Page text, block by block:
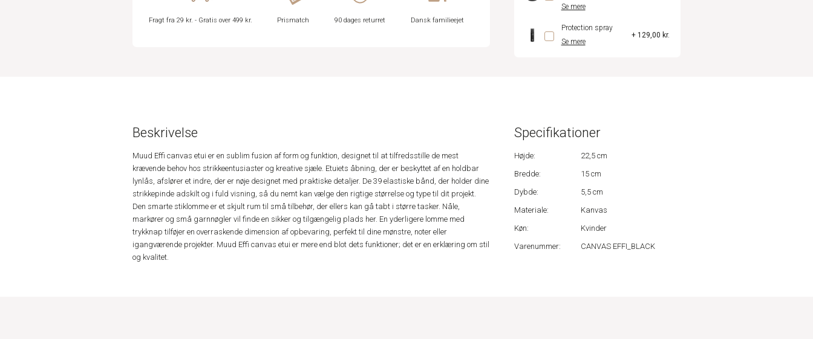
Fragt fra 29 kr. - Gratis over 499 kr. Prismatch 90 dages returret Dansk familieejet
Se mere
Protection spray
Se mere
+ 129,00 kr.
Beskrivelse
Muud Effi canvas etui er en sublim fusion af form og funktion, designet til at tilfredsstille de mest
krævende behov hos strikkeentusiaster og kreative sjæle. Etuiets åbning, der er beskyttet af en holdbar
lynlås, afslører et indre, der er nøje designet med praktiske detaljer. De 39 elastiske bånd, der holder dine
strikkepinde adskilt og i fuld visning, så du nemt kan vælge den rigtige størrelse og type til dit projekt.
Den smarte stiklomme er et skjult rum til små tilbehør, der ellers kan gå tabt i større tasker. Nåle,
markører og små garnnøgler vil finde en sikker og tilgængelig plads her. En yderligere lomme med
trykknap tilføjer en overraskende dimension af opbevaring, perfekt til dine mønstre, noter eller
igangværende projekter. Muud Effi canvas etui er mere end blot dets funktioner; det er en erklæring om stil
og kvalitet.
Specifikationer
Højde:
22,5 cm
Bredde:
15 cm
Dybde:
5,5 cm
Materiale:
Kanvas
Køn:
Kvinder
Varenummer:
CANVAS EFFI_BLACK